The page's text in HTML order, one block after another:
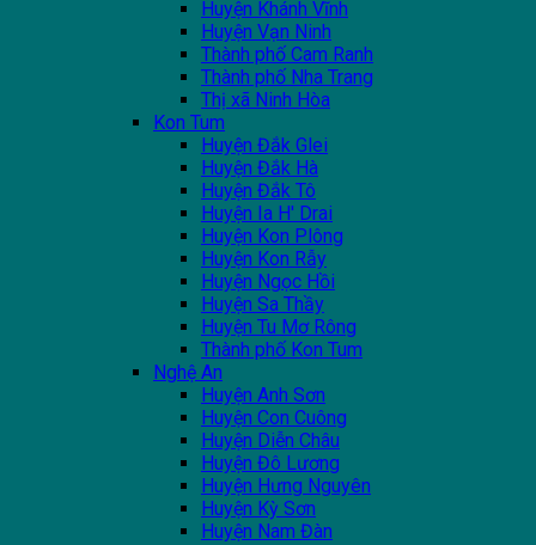
Huyện Khánh Vĩnh
Huyện Vạn Ninh
Thành phố Cam Ranh
Thành phố Nha Trang
Thị xã Ninh Hòa
Kon Tum
Huyện Đắk Glei
Huyện Đắk Hà
Huyện Đắk Tô
Huyện Ia H' Drai
Huyện Kon Plông
Huyện Kon Rẫy
Huyện Ngọc Hồi
Huyện Sa Thầy
Huyện Tu Mơ Rông
Thành phố Kon Tum
Nghệ An
Huyện Anh Sơn
Huyện Con Cuông
Huyện Diễn Châu
Huyện Đô Lương
Huyện Hưng Nguyên
Huyện Kỳ Sơn
Huyện Nam Đàn